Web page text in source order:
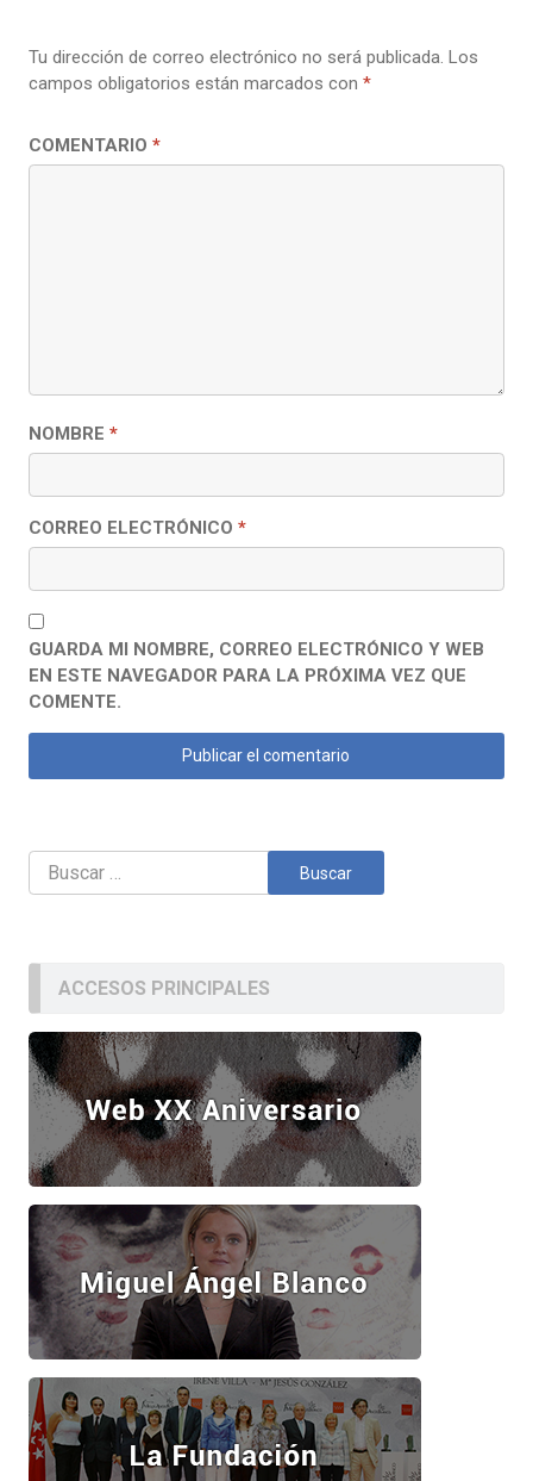
Tu dirección de correo electrónico no será publicada. Los
campos obligatorios están marcados con *
COMENTARIO *
NOMBRE *
CORREO ELECTRÓNICO *
GUARDA MI NOMBRE, CORREO ELECTRÓNICO Y WEB
EN ESTE NAVEGADOR PARA LA PRÓXIMA VEZ QUE
COMENTE.
Buscar:
ACCESOS PRINCIPALES